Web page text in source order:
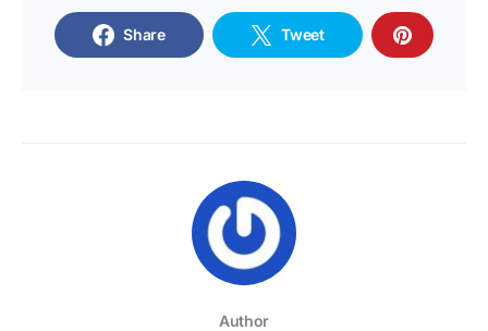
Share Tweet
Author